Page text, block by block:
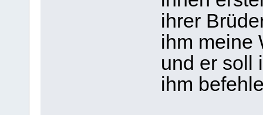
ihrer
ihm meine
und er soll
ihm